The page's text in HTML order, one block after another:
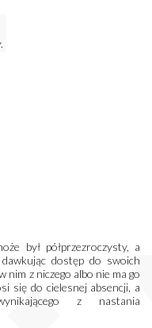
był półprzezroczysty, a
dostęp do swoich
nim z niczego albo nie ma go
się do cielesnej absencji, a
z nastania